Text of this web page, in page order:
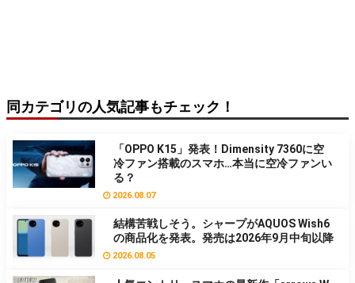
同カテゴリの人気記事もチェック！
「OPPO K15」発表！Dimensity 7360に空
冷ファン搭載のスマホ…本当に空冷ファンい
る？
2026.08.07
結構苦戦しそう。シャープがAQUOS Wish6
の商品化を発表。発売は2026年9月中旬以降
2026.08.05